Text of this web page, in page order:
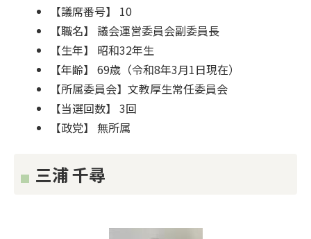
【議席番号】 10
【職名】 議会運営委員会副委員長
【生年】 昭和32年生
【年齢】 69歳（令和8年3月1日現在）
【所属委員会】文教厚生常任委員会
【当選回数】 3回
【政党】 無所属
三浦 千尋